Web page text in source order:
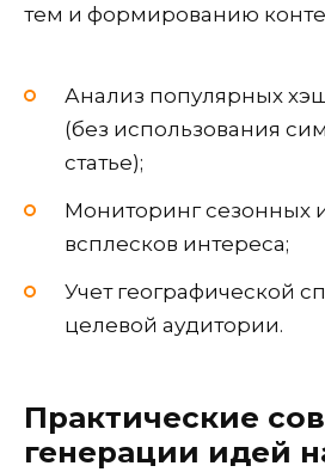
тем и формированию
Анализ популярных
(без использования
статье);
Мониторинг сезонных
всплесков интереса;
Учет географической
целевой аудитории.
Практические
генерации идей